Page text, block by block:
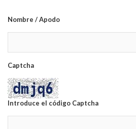
Nombre / Apodo
Captcha
Introduce el código Captcha